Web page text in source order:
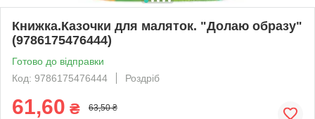
Книжка.Казочки для маляток. "Долаю образу"
(9786175476444)
Готово до відправки
Код: 9786175476444
Роздріб
61,60 ₴ 63,50 ₴